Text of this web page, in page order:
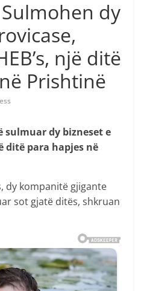
dy
një ditë
Prishtinë
sulmuar dy bizneset e
ditë para hapjes në
dy kompanitë gjigante
sot gjatë ditës, shkruan